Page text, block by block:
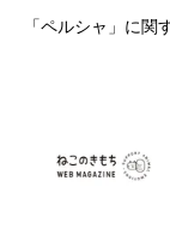
「ペルシャ」に関